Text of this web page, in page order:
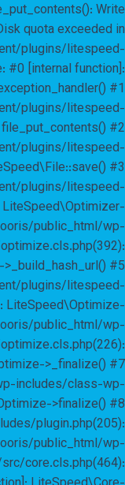
Write
quota exceeded in
plugins/litespeed-
#0 [internal function]:
#1
plugins/litespeed-
#2
plugins/litespeed-
#3
plugins/litespeed-
public_html/wp-
#5
plugins/litespeed-
LiteSpeed\Optimize-
public_html/wp-
>_finalize() #7
includes/class-wp-
>finalize() #8
plugin.php(205):
public_html/wp-
core.cls.php(464):